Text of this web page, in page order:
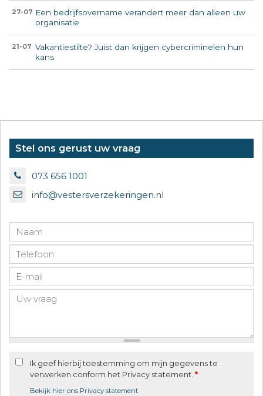
27-07 Een bedrijfsovername verandert meer dan alleen uw
organisatie
21-07 Vakantiestilte? Juist dan krijgen cybercriminelen hun
kans
Stel ons gerust uw vraag
073 656 1001
info@vestersverzekeringen.nl
Ik geef hierbij toestemming om mijn gegevens te
verwerken conform het Privacy statement. *
Bekijk hier ons Privacy statement